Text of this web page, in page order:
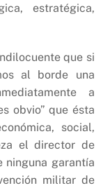
estratégica,
que si
al borde una
a
obvio” que ésta
social,
el director de
ninguna garantía
militar de